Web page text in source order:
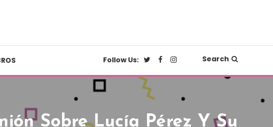
Follow Us: Search
Sobre Lucía Pérez Y Su